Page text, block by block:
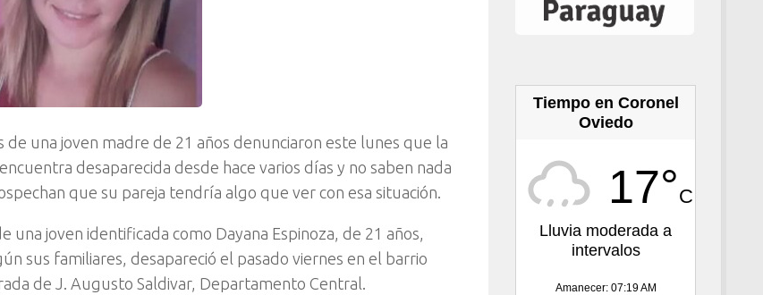
de una joven madre de 21 años denunciaron este lunes que la
desaparecida desde hace varios días y no saben nada
que su pareja tendría algo que ver con esa situación.
una joven identificada como Dayana Espinoza, de 21 años,
sus familiares, desapareció el pasado viernes en el barrio
de J. Augusto Saldivar, Departamento Central.
Tiempo en Coronel
Oviedo
17°C
Lluvia moderada a
intervalos
Amanecer: 07:19 AM